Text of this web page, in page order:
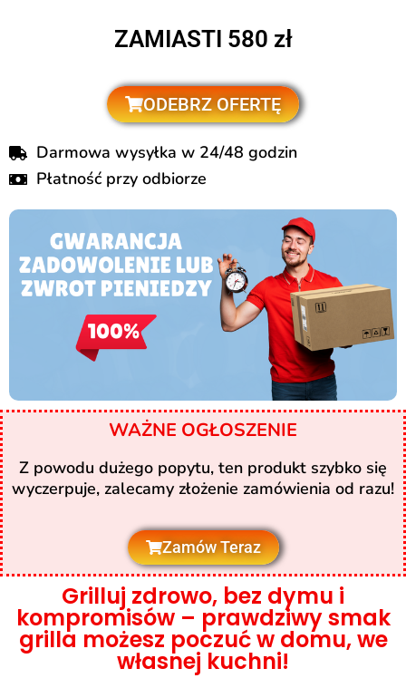
ZAMIASTI 580 zł
ODEBRZ OFERTĘ
Darmowa wysyłka w 24/48 godzin
Płatność przy odbiorze
WAŻNE OGŁOSZENIE
Z powodu dużego popytu, ten produkt szybko się
wyczerpuje, zalecamy złożenie zamówienia od razu!
Zamów Teraz
Grilluj zdrowo, bez dymu i
kompromisów – prawdziwy smak
grilla możesz poczuć w domu, we
własnej kuchni!